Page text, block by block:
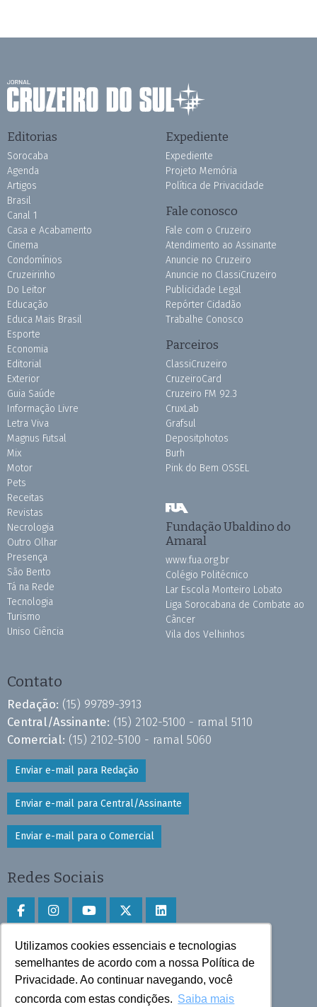
Utilizamos cookies essenciais e tecnologias
semelhantes de acordo com a nossa Política de
Privacidade. Ao continuar navegando, você
concorda com estas condições. Saiba mais
Editorias
Sorocaba
Agenda
Artigos
Brasil
Canal 1
Casa e Acabamento
Cinema
Condomínios
Cruzeirinho
Do Leitor
Educação
Educa Mais Brasil
Esporte
Economia
Editorial
Exterior
Guia Saúde
Informação Livre
Letra Viva
Magnus Futsal
Mix
Motor
Pets
Receitas
Revistas
Necrologia
Outro Olhar
Presença
São Bento
Tá na Rede
Tecnologia
Turismo
Uniso Ciência
Expediente
Expediente
Projeto Memória
Política de Privacidade
Fale conosco
Fale com o Cruzeiro
Atendimento ao Assinante
Anuncie no Cruzeiro
Anuncie no ClassiCruzeiro
Publicidade Legal
Repórter Cidadão
Trabalhe Conosco
Parceiros
ClassiCruzeiro
CruzeiroCard
Cruzeiro FM 92.3
CruxLab
Grafsul
Depositphotos
Burh
Pink do Bem OSSEL
Fundação Ubaldino do
Amaral
www.fua.org.br
Colégio Politécnico
Lar Escola Monteiro Lobato
Liga Sorocabana de Combate ao
Câncer
Vila dos Velhinhos
Contato
Redação: (15) 99789-3913
Central/Assinante: (15) 2102-5100 - ramal 5110
Comercial: (15) 2102-5100 - ramal 5060
Enviar e-mail para Redação
Enviar e-mail para Central/Assinante
Enviar e-mail para o Comercial
Redes Sociais
Faça download do aplicativo
Play Store e App Store